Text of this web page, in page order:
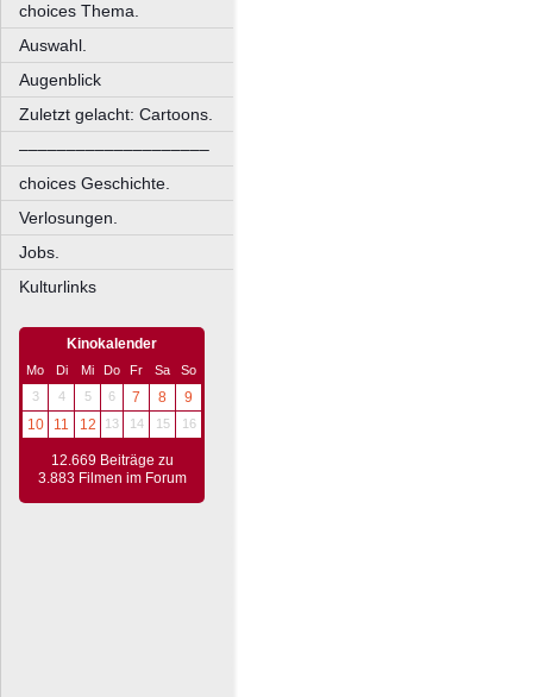
choices Thema.
Auswahl.
Augenblick
Zuletzt gelacht: Cartoons.
––––––––––––––––––––
choices Geschichte.
Verlosungen.
Jobs.
Kulturlinks
Kinokalender
Mo Di Mi Do Fr Sa
So
3
4 5 6 7 8
9
10
11 12 13 14 15 16
12.669 Beiträge zu
3.883 Filmen im Forum